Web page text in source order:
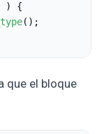
) {
();
que el bloque